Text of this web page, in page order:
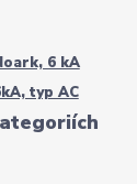
6 kA
typ AC